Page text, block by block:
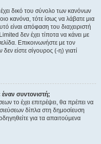
δικό του σύνολο των κανόνων
κανόνα, τότε ίσως να λάβατε μια
είναι απόφαση του διαχειριστή
δεν έχει τίποτα να κάνει με
Επικοινωνήστε με τον
είστε σίγουρος (-η) γιατί
συντονιστή;
το έχει επιτρέψει, θα πρέπει να
δίπλα στη δημοσίευση
για τα απαιτούμενα